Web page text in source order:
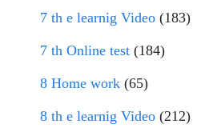
7 th e learnig Video (183)
7 th Online test (184)
8 Home work (65)
8 th e learnig Video (212)